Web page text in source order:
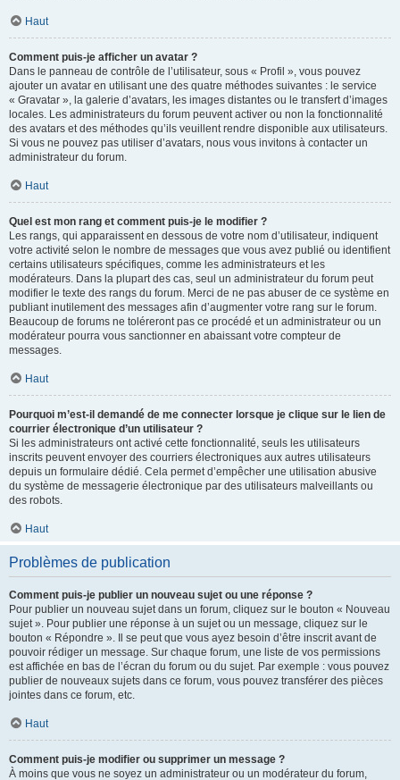
Haut
Comment puis-je afficher un avatar ?
Dans le panneau de contrôle de l’utilisateur, sous « Profil », vous pouvez
ajouter un avatar en utilisant une des quatre méthodes suivantes : le service
« Gravatar », la galerie d’avatars, les images distantes ou le transfert d’images
locales. Les administrateurs du forum peuvent activer ou non la fonctionnalité
des avatars et des méthodes qu’ils veuillent rendre disponible aux utilisateurs.
Si vous ne pouvez pas utiliser d’avatars, nous vous invitons à contacter un
administrateur du forum.
Haut
Quel est mon rang et comment puis-je le modifier ?
Les rangs, qui apparaissent en dessous de votre nom d’utilisateur, indiquent
votre activité selon le nombre de messages que vous avez publié ou identifient
certains utilisateurs spécifiques, comme les administrateurs et les
modérateurs. Dans la plupart des cas, seul un administrateur du forum peut
modifier le texte des rangs du forum. Merci de ne pas abuser de ce système en
publiant inutilement des messages afin d’augmenter votre rang sur le forum.
Beaucoup de forums ne toléreront pas ce procédé et un administrateur ou un
modérateur pourra vous sanctionner en abaissant votre compteur de
messages.
Haut
Pourquoi m’est-il demandé de me connecter lorsque je clique sur le lien de
courrier électronique d’un utilisateur ?
Si les administrateurs ont activé cette fonctionnalité, seuls les utilisateurs
inscrits peuvent envoyer des courriers électroniques aux autres utilisateurs
depuis un formulaire dédié. Cela permet d’empêcher une utilisation abusive
du système de messagerie électronique par des utilisateurs malveillants ou
des robots.
Haut
Problèmes de publication
Comment puis-je publier un nouveau sujet ou une réponse ?
Pour publier un nouveau sujet dans un forum, cliquez sur le bouton « Nouveau
sujet ». Pour publier une réponse à un sujet ou un message, cliquez sur le
bouton « Répondre ». Il se peut que vous ayez besoin d’être inscrit avant de
pouvoir rédiger un message. Sur chaque forum, une liste de vos permissions
est affichée en bas de l’écran du forum ou du sujet. Par exemple : vous pouvez
publier de nouveaux sujets dans ce forum, vous pouvez transférer des pièces
jointes dans ce forum, etc.
Haut
Comment puis-je modifier ou supprimer un message ?
À moins que vous ne soyez un administrateur ou un modérateur du forum,